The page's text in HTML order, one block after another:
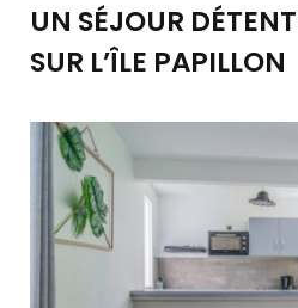
UN SÉJOUR
SUR L’ÎLE PAPILLON